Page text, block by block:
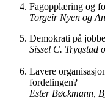
Fagopplæring og
Torgeir Nyen og
Demokrati på
Sissel C. Trygstad
Lavere
fordelingen?
Ester Bøckmann,